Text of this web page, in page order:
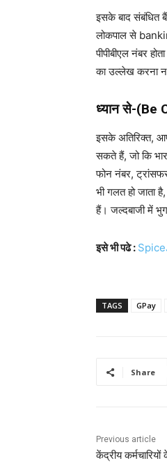
इसके बाद संबंधित
लोकपाल से
पीपीबीएल नंबर
का उल्लेख करना
ध्यान से-(Be
इसके अतिरिक्त,
सकते हैं, जो कि
फोन नंबर,
भी गलत हो जाता
हैं। जल्दबाजी में
इसे भी पढे :
TAGS GPay
Share
Previous article
केंद्रीय